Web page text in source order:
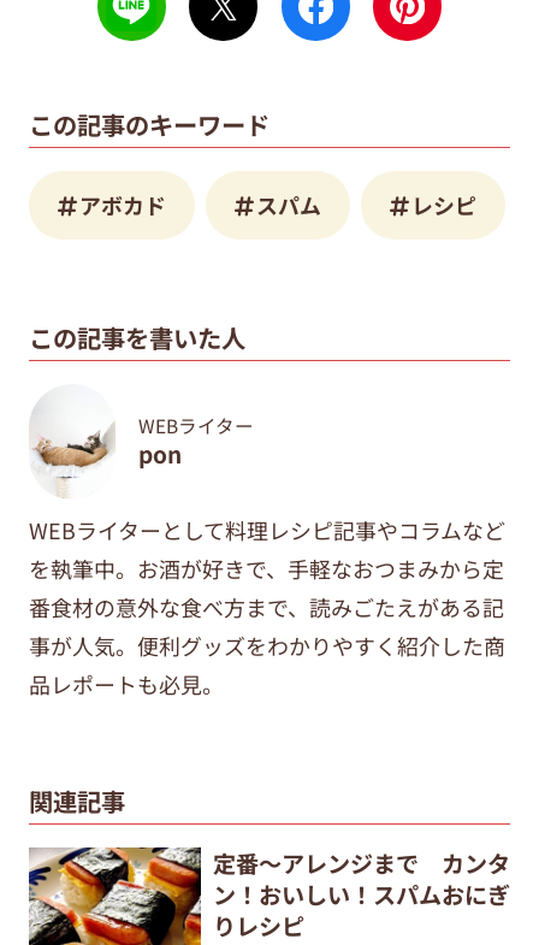
この記事のキーワード
アボカド スパム レシピ
この記事を書いた人
WEBライター
pon
WEBライターとして料理レシピ記事やコラムなど
を執筆中。 お酒が好きで、手軽なおつまみから定
番食材の意外な食べ方まで、 読みごたえがある記
事が人気。便利グッズをわかりやすく紹介した商
品レポートも必見。
関連記事
定番～アレンジまで カンタ
ン！おいしい！スパムおにぎ
りレシピ